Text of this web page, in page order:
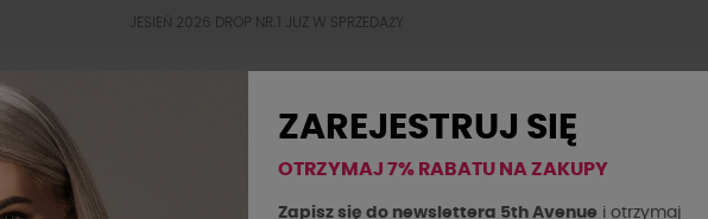
JESIEŃ 2026 DROP NR.1 JUZ W SPRZEDAŻY
BESTSELLERY
ZAREJESTRUJ SIĘ
OTRZYMAJ 7% RABATU NA ZAKUPY
Zapisz się do newslettera 5th Avenue i otrzymaj